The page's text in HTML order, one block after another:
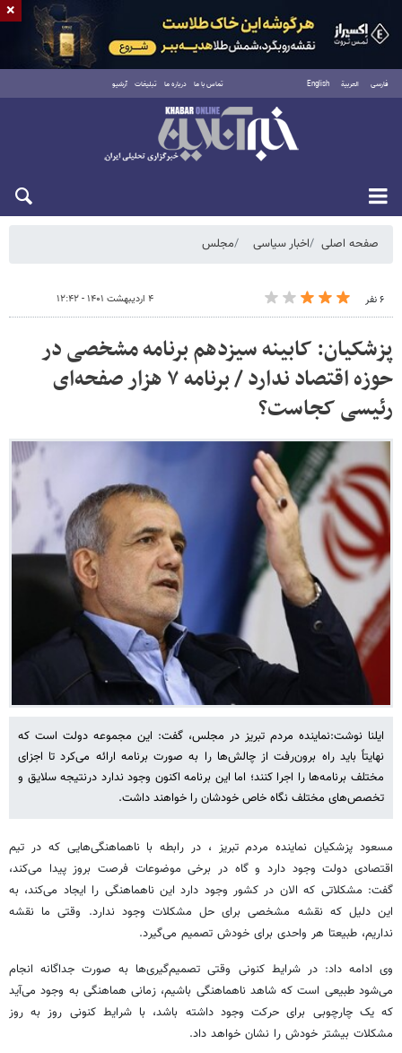
فارسی العربية English تماس با ما درباره ما تبلیغات آرشیو
شنبه ۱۷ مرداد ۱۴۰۵
صفحه اصلی اخبار سیاسی مجلس
۶ نفر ۴ اردیبهشت ۱۴۰۱ - ۱۲:۴۲
پزشکیان: کابینه سیزدهم برنامه مشخصی در
حوزه اقتصاد ندارد / برنامه ۷ هزار صفحه‌ای
رئیسی کجاست؟
ایلنا نوشت:نماینده مردم تبریز در مجلس، گفت: این مجموعه دولت است که
نهایتاً باید راه برون‌رفت از چالش‌ها را به صورت برنامه ارائه می‌کرد تا اجزای
مختلف برنامه‌ها را اجرا کنند؛ اما این برنامه اکنون وجود ندارد درنتیجه سلایق و
تخصص‌های مختلف نگاه خاص خودشان را خواهند داشت.
مسعود پزشکیان نماینده مردم تبریز ، در رابطه با ناهماهنگی‌هایی که در تیم
اقتصادی دولت وجود دارد و گاه در برخی موضوعات فرصت بروز پیدا می‌کند،
گفت: مشکلاتی که الان در کشور وجود دارد این ناهماهنگی را ایجاد می‌کند، به
این دلیل که نقشه مشخصی برای حل مشکلات وجود ندارد. وقتی ما نقشه
نداریم، طبیعتا هر واحدی برای خودش تصمیم می‌گیرد.
وی ادامه داد: در شرایط کنونی وقتی تصمیم‌گیری‌ها به صورت جداگانه انجام
می‌شود طبیعی است که شاهد ناهماهنگی باشیم، زمانی هماهنگی به وجود می‌آید
که یک چارچوبی برای حرکت وجود داشته باشد، با شرایط کنونی روز به روز
مشکلات بیشتر خودش را نشان خواهد داد.
×